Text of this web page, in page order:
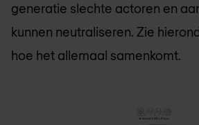
generatie slechte actoren en
kunnen neutraliseren. Zie
hoe het allemaal samenkomt.